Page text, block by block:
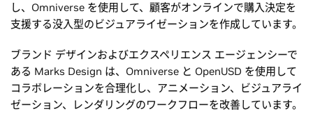
し、Omniverse を使用して、顧客がオンラインで購入決定を
支援する没入型のビジュアライゼーションを作成しています。
ブランド デザインおよびエクスペリエンス エージェンシーで
ある Marks Design は、Omniverse と OpenUSD を使用して
コラボレーションを合理化し、アニメーション、ビジュアライ
ゼーション、レンダリングのワークフローを改善しています。